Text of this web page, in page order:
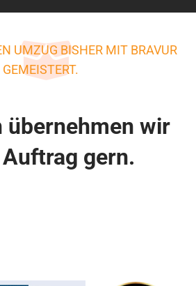
UMZUG BISHER MIT BRAVUR
GEMEISTERT.
übernehmen wir
gern.